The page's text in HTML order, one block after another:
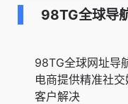
98TG全球导
98TG全球网址导
电商提供精准社
客户解决